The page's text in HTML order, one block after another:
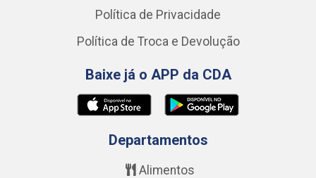
Política de Privacidade
Política de Troca e Devolução
Baixe já o APP da CDA
Departamentos
Alimentos